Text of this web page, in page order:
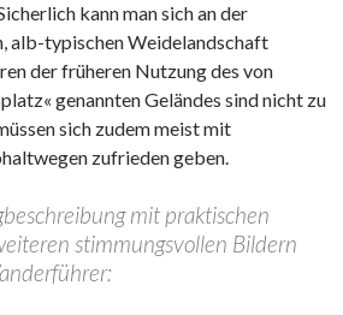
kann man sich an der
alb-typischen Weidelandschaft
der früheren Nutzung des von
genannten Geländes sind nicht zu
sich zudem meist mit
zufrieden geben.
mit praktischen
stimmungsvollen Bildern